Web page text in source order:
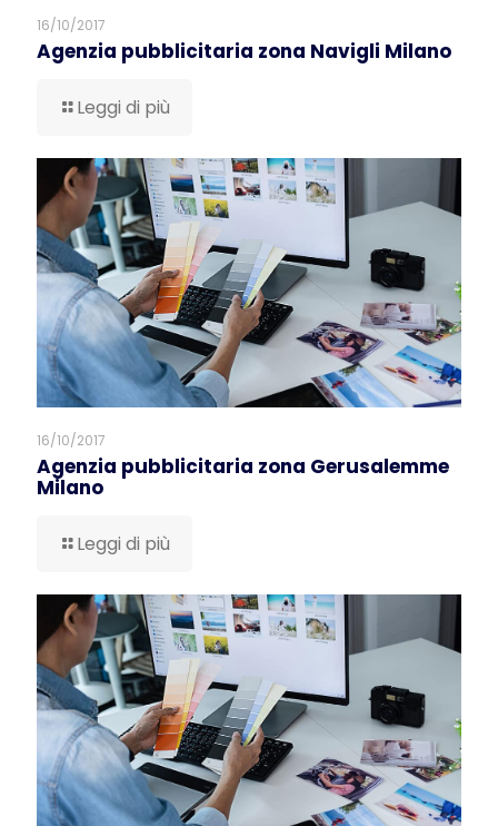
16/10/2017
Agenzia pubblicitaria zona Navigli Milano
Leggi di più
16/10/2017
Agenzia pubblicitaria zona Gerusalemme
Milano
Leggi di più